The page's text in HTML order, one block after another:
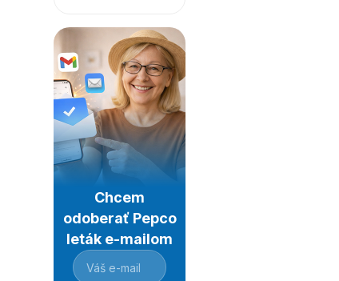
Chcem
odoberať Pepco
leták e-mailom